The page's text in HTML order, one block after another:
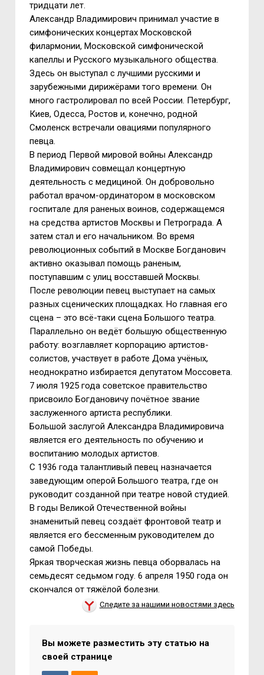
тридцати лет.
Александр Владимирович принимал участие в
симфонических концертах Московской
филармонии, Московской симфонической
капеллы и Русского музыкального общества.
Здесь он выступал с лучшими русскими и
зарубежными дирижёрами того времени. Он
много гастролировал по всей России. Петербург,
Киев, Одесса, Ростов и, конечно, родной
Смоленск встречали овациями популярного
певца.
В период Первой мировой войны Александр
Владимирович совмещал концертную
деятельность с медициной. Он добровольно
работал врачом-ординатором в московском
госпитале для раненых воинов, содержащемся
на средства артистов Москвы и Петрограда. А
затем стал и его начальником. Во время
революционных событий в Москве Богданович
активно оказывал помощь раненым,
поступавшим с улиц восставшей Москвы.
После революции певец выступает на самых
разных сценических площадках. Но главная его
сцена – это всё-таки сцена Большого театра.
Параллельно он ведёт большую общественную
работу: возглавляет корпорацию артистов-
солистов, участвует в работе Дома учёных,
неоднократно избирается депутатом Моссовета.
7 июля 1925 года советское правительство
присвоило Богдановичу почётное звание
заслуженного артиста республики.
Большой заслугой Александра Владимировича
является его деятельность по обучению и
воспитанию молодых артистов.
С 1936 года талантливый певец назначается
заведующим оперой Большого театра, где он
руководит созданной при театре новой студией.
В годы Великой Отечественной войны
знаменитый певец создаёт фронтовой театр и
является его бессменным руководителем до
самой Победы.
Яркая творческая жизнь певца оборвалась на
семьдесят седьмом году. 6 апреля 1950 года он
скончался от тяжёлой болезни.
Следите за нашими новостями здесь
Вы можете разместить эту статью на
своей странице